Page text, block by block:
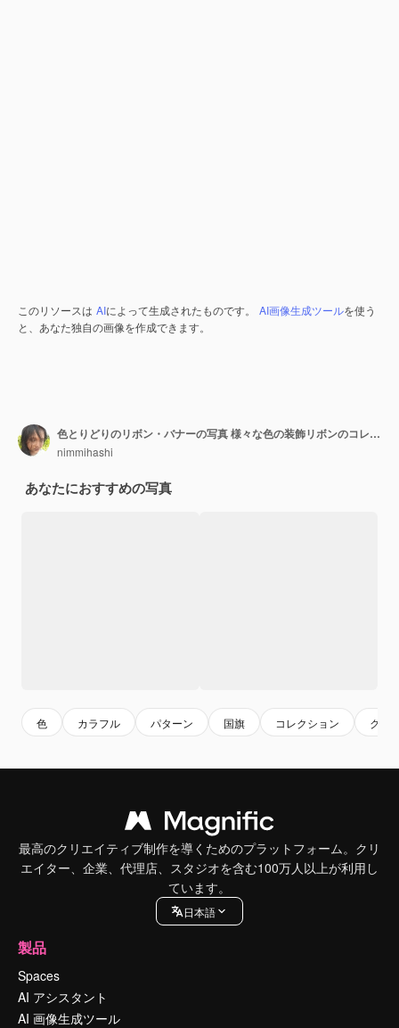
このリソースは AIによって生成されたものです。 AI画像生成ツールを使う
と、あなた独自の画像を作成できます。
色とりどりのリボン・バナーの写真 様々な色の装飾リボンのコレクション
nimmihashi
あなたにおすすめの写真
色 カラフル パターン 国旗 コレクション クリ
最高のクリエイティブ制作を導くためのプラットフォーム。クリ
エイター、企業、代理店、スタジオを含む100万人以上が利用し
ています。
日本語
製品
Spaces
AI アシスタント
AI 画像生成ツール